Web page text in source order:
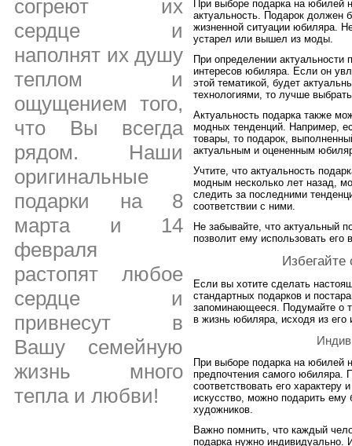
согреют их
сердце и
наполнят их душу
теплом и
ощущением того,
что Вы всегда
рядом. Наши
оригинальные
подарки на 8
марта и 14
февраля
растопят любое
сердце и
привнесут в
Вашу семейную
жизнь много
тепла и любви!
При выборе подарка на юбилей
актуальность. Подарок должен
жизненной ситуации юбиляра.
устарел или вышел из моды.
При определении актуальности
интересов юбиляра. Если он
этой тематикой, будет
технологиями, то лучше
Актуальность подарка также
модных тенденций. Например,
товары, то подарок,
актуальным и оцененным
Учтите, что актуальность
модным несколько лет назад,
следить за последними
соответствии с ними.
Не забывайте, что актуальный
позволит ему использовать его
Избегайте
Если вы хотите сделать
стандартных подарков и
запоминающееся. Подумайте о
в жизнь юбиляра, исходя из его
При выборе подарка на юбилей
предпочтения самого юбиляра.
соответствовать его
искусство, можно подарить ему
художников.
Важно помнить, что каждый
подарка нужно индивидуально.